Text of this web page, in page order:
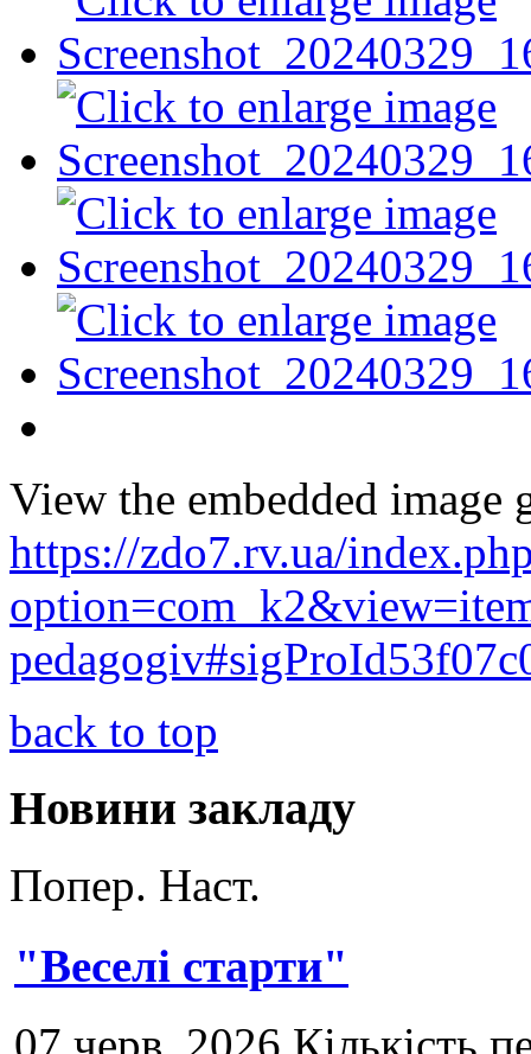
View the embedded image
https://zdo7.rv.ua/
back to top
Новини закладу
Попер. Наст.
"Веселі старти"